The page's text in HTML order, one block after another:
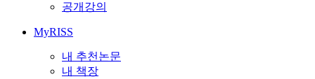
공개강의
MyRISS
내 추천논문
내 책장